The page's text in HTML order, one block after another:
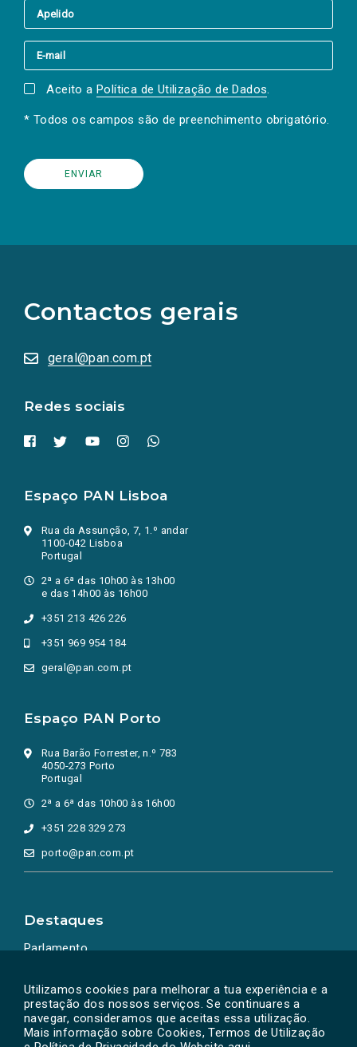
Utilizamos cookies para melhorar a tua experiência e a
prestação dos nossos serviços. Se continuares a
navegar, consideramos que aceitas essa utilização.
Mais informação sobre Cookies, Termos de Utilização
Aceito a Política de Utilização de Dados.
* Todos os campos são de preenchimento obrigatório.
Contactos gerais
geral@pan.com.pt
Redes sociais
redes
sociais
numa
nova
Espaço PAN Lisboa
Rua da Assunção, 7, 1.º andar
1100-042 Lisboa
Portugal
2ª a 6ª das 10h00 às 13h00
e das 14h00 às 16h00
+351 213 426 226
+351 969 954 184
geral@pan.com.pt
Espaço PAN Porto
Rua Barão Forrester, n.º 783
4050-273 Porto
Portugal
2ª a 6ª das 10h00 às 16h00
+351 228 329 273
porto@pan.com.pt
Destaques
Parlamento